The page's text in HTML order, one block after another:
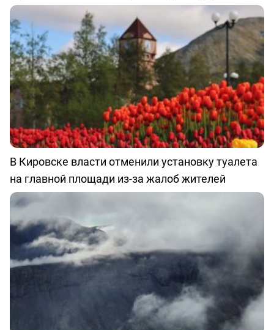
В Кировске власти отменили установку туалета
на главной площади из-за жалоб жителей